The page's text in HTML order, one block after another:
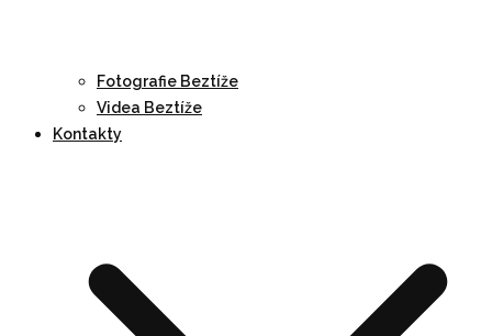
Fotografie Beztíže
Videa Beztíže
Kontakty